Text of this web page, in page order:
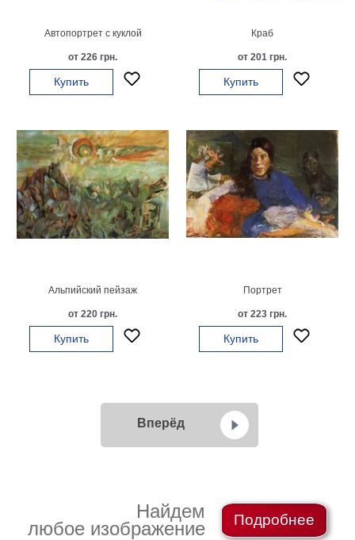
Автопортрет с куклой
от 226 грн.
Купить
Краб
от 201 грн.
Купить
Альпийский пейзаж
от 220 грн.
Купить
Портрет
от 223 грн.
Купить
Вперёд
Найдем
любое изображение
Подробнее